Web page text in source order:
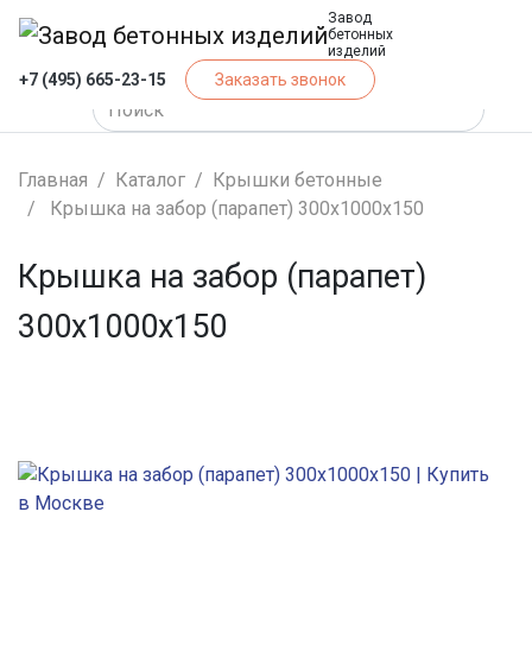
Завод
бетонных
изделий
+7 (495) 665-23-15 Заказать звонок
Главная Каталог
Крышки бетонные
Крышка на забор (парапет) 300х1000х150
Крышка на забор (парапет)
300х1000х150